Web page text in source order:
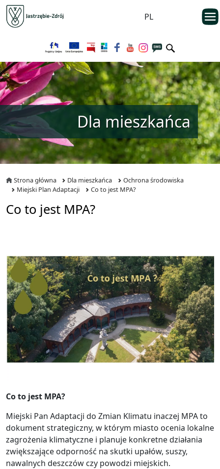
Przejdź do menu głównego
Przejdź do treści
PL
Dla mieszkańca
Strona główna Dla mieszkańca
Ochrona środowiska
Miejski Plan Adaptacji
Co to jest MPA?
Co to jest MPA?
Co to jest MPA?
Miejski Pan Adaptacji do Zmian Klimatu inaczej MPA to
dokument strategiczny, w którym miasto ocenia lokalne
zagrożenia klimatyczne i planuje konkretne działania
zwiększające odporność na skutki upałów, suszy,
nawalnych deszczów czy powodzi miejskich.